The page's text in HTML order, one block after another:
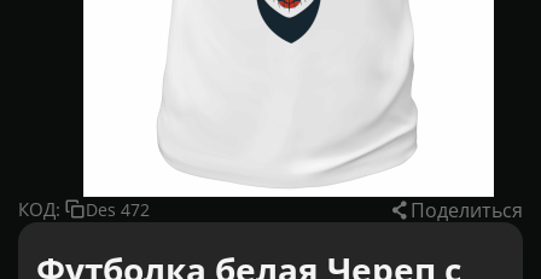
КОД: Des 472 Поделиться
Футболка белая Череп с